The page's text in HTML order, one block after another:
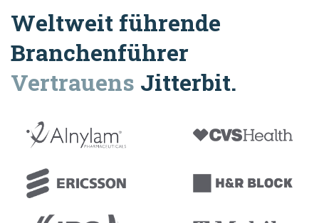
Weltweit führende
Branchenführer
Vertrauens Jitterbit.